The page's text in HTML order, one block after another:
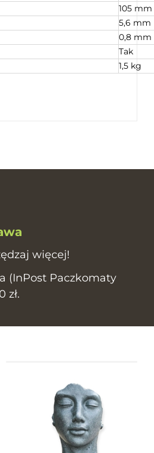
105 mm
5,6 mm
0,8 mm
Tak
1,5 kg
więcej!
(InPost Paczkomaty
zł.